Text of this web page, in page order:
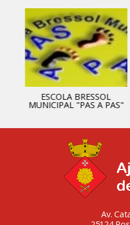
ESCOLA BRESSOL
MUNICIPAL "PAS A PAS"
Av.